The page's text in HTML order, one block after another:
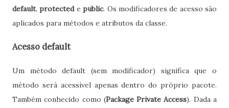
default,protectedepublic. Os modificadores de acesso são
aplicados para métodos e atributos da classe.
Acesso default
Um método default (sem modificador) significa que o
método será acessível apenas dentro do próprio pacote.
Também conhecido como (Package Private Access). Dada a